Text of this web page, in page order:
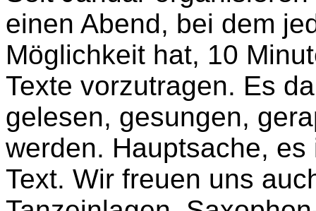
einen Abend, bei dem
Möglichkeit hat, 10
Texte vorzutragen. Es
gelesen, gesungen,
werden. Hauptsache,
Text. Wir freuen uns